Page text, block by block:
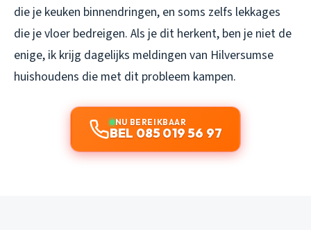
die je keuken binnendringen, en soms zelfs lekkages
die je vloer bedreigen. Als je dit herkent, ben je niet de
enige, ik krijg dagelijks meldingen van Hilversumse
huishoudens die met dit probleem kampen.
NU BEREIKBAAR
BEL 085 019 56 97